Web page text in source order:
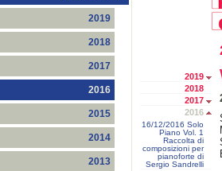
2019
2018
2017
2016
2015
2014
2013
2019
2018
2017
2016
16/12/2016 Solo
Piano Vol. 1
Raccolta di
composizioni per
pianoforte di
Sergio Sandrelli